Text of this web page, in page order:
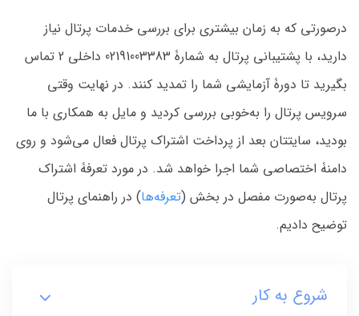
درصورتی که به زمان بیشتری برای بررسی خدمات پرتال نیاز
دارید، با پشتیبانی پرتال به شمارۀ 02191003383 داخلی 2 تماس
بگیرید تا دورۀ آزمایشی شما را تمدید کنند. در نهایت وقتی
سرویس پرتال را به‌خوبی بررسی کردید و مایل به همکاری با ما
بودید، سایتتان بعد از پرداخت اشتراک پرتال فعال می‌شود و روی
دامنۀ اختصاصی شما اجرا خواهد شد. در مورد تعرفۀ اشتراک
پرتال به‌صورت مفصل در بخش (تعرفه‌ها) در راهنمای پرتال
توضیح دادیم.
شروع به کار